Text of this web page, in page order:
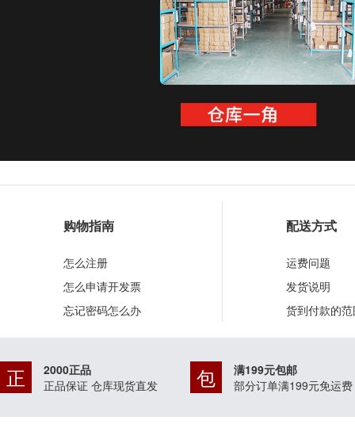
购物指南
怎么注册
怎么申请开发票
忘记密码怎么办
配送方式
运费问题
发货说明
货到付款的
正
2000正品
正品保证 仓库现货直发
包
满199元包邮
部分订单满199元免运费